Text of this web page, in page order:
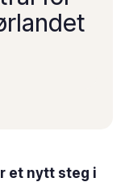
et nytt steg i